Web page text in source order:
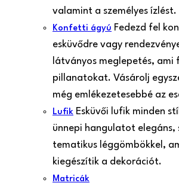
valamint a személyes ízlést.
Konfetti ágyú Fedezd fel
esküvődre vagy
látványos meglepetés, ami
pillanatokat. Vásárolj
még emlékezetesebbé az
Lufik Esküvői lufik minden
ünnepi hangulatot elegáns,
tematikus léggömbökkel,
kiegészítik a dekorációt.
Matricák